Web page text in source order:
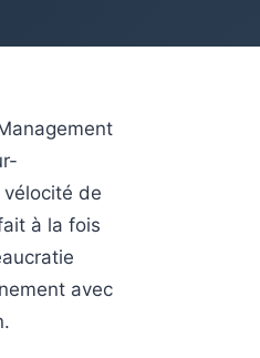
vélocité de
à la fois
avec